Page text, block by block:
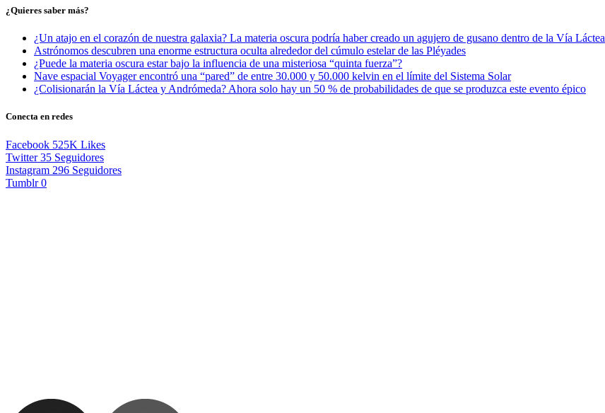
¿Quieres saber más?
¿Un atajo en el corazón de nuestra galaxia? La materia oscura podría haber creado un agujero de gusano dentro de la Vía Láctea
Astrónomos descubren una enorme estructura oculta alrededor del cúmulo estelar de las Pléyades
¿Puede la materia oscura estar bajo la influencia de una misteriosa “quinta fuerza”?
Nave espacial Voyager encontró una “pared” de entre 30.000 y 50.000 kelvin en el límite del Sistema Solar
¿Colisionarán la Vía Láctea y Andrómeda? Ahora solo hay un 50 % de probabilidades de que se produzca este evento épico
Conecta en redes
Facebook 525K Likes
Twitter 35 Seguidores
Instagram 296 Seguidores
Tumblr 0